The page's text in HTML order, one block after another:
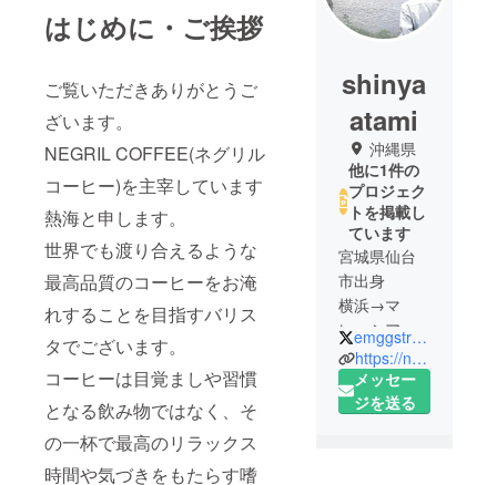
はじめに・ご挨拶
ご覧いただきありがとうご
ざいます。
NEGRIL COFFEE(ネグリル
コーヒー)を主宰しています
熱海と申します。
世界でも渡り合えるような
最高品質のコーヒーをお淹
れすることを目指すバリス
タでございます。
コーヒーは目覚ましや習慣
となる飲み物ではなく、そ
の一杯で最高のリラックス
時間や気づきをもたらす嗜
shinya
atami
沖縄県
他に1件の
プロジェク
トを掲載し
ています
宮城県仙台
市出身
横浜→マ
レーシア→
東京→横浜
→沖縄と
引っ越し、
emggstranger
https://negril-coffee3.webnode.jp/
メッセー
ジを送る